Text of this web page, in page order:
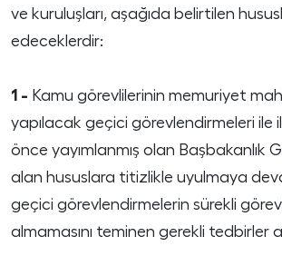
ve kuruluşları, aşağıda belirtilen
edeceklerdir:
1 - Kamu görevlilerinin memuriyet
yapılacak geçici görevlendirmeleri ile
önce yayımlanmış olan Başbakanlık
alan hususlara titizlikle uyulmaya
geçici görevlendirmelerin sürekli
almamasını teminen gerekli tedbirler